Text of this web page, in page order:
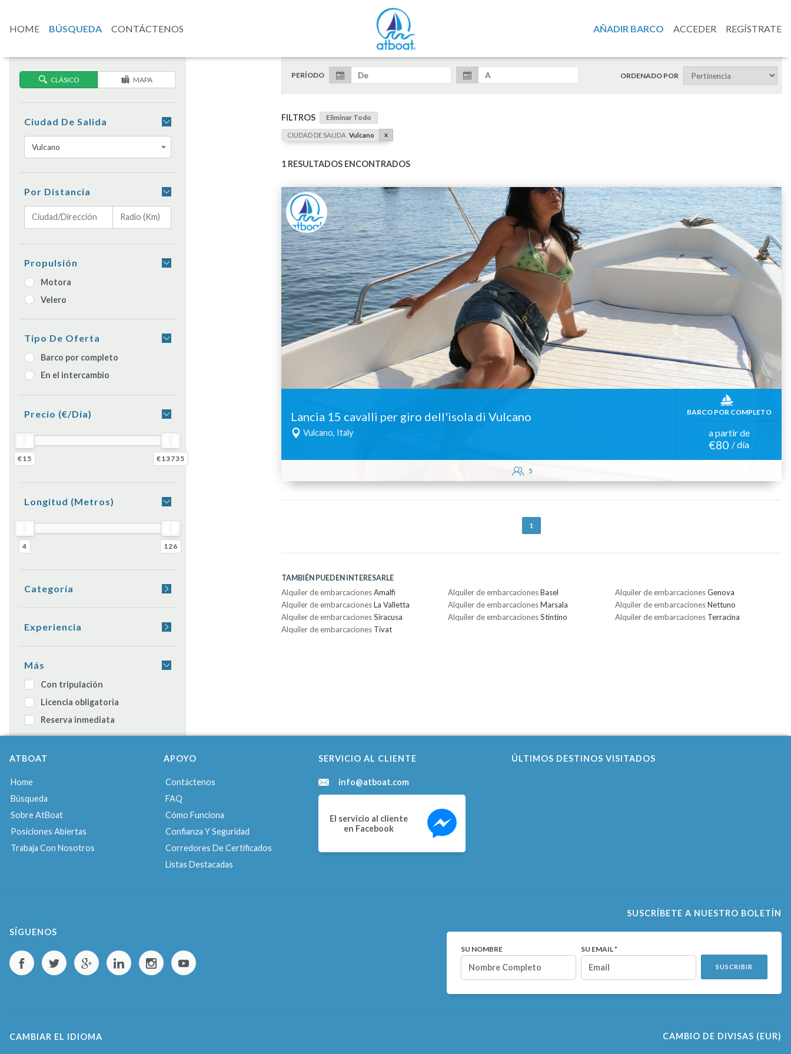
HOME BÚSQUEDA CONTÁCTENOS AÑADIR BARCO ACCEDER REGÍSTRATE
CLÁSICO MAPA
Ciudad De Salida
Vulcano
Por Distancia
Propulsión
Motora
Velero
Tipo De Oferta
Barco por completo
En el intercambio
Precio (€/día)
€15 €13735
Longitud (metros)
4 126
Categoría
Lancha neumática
Motos acuáticas
Goleta
Barco diaria
Experiencia
Dormir en el barco
Más
Con tripulación
Licencia obligatoria
Reserva inmediata
PERÍODO ORDENADO POR
FILTROS Eliminar Todo
CIUDAD DE SALIDA Vulcano x
1 RESULTADOS ENCONTRADOS
Lancia 15 cavalli per giro dell'isola di Vulcano
Vulcano, Italy
BARCO POR COMPLETO
a partir de
€80 / día
5
1
TAMBIÉN PUEDEN INTERESARLE
Alquiler de embarcacionesAmalfi Alquiler de embarcacionesBasel Alquiler de embarcacionesGenova
Alquiler de embarcacionesLa Valletta Alquiler de embarcacionesMarsala Alquiler de embarcacionesNettuno
Alquiler de embarcacionesSiracusa Alquiler de embarcacionesStintino Alquiler de embarcaciones Terracina
Alquiler de embarcaciones Tivat
ATBOAT
Home
Búsqueda
Sobre AtBoat
Posiciones Abiertas
Trabaja Con Nosotros
APOYO
Contáctenos
FAQ
Cómo Funciona
Confianza Y Seguridad
Corredores De Certificados
Listas Destacadas
SERVICIO AL CLIENTE
info@atboat.com
El servicio al cliente
en Facebook
ÚLTIMOS DESTINOS VISITADOS
SÍGUENOS
SUSCRÍBETE A NUESTRO BOLETÍN
SU NOMBRE SU EMAIL *
SUSCRIBIR
CAMBIAR EL IDIOMA CAMBIO DE DIVISAS (EUR)